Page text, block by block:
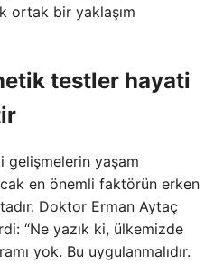
ortak bir yaklaşım
testler hayati
gelişmelerin yaşam
en önemli faktörün erken
Doktor Erman Aytaç
“Ne yazık ki, ülkemizde
yok. Bu uygulanmalıdır.